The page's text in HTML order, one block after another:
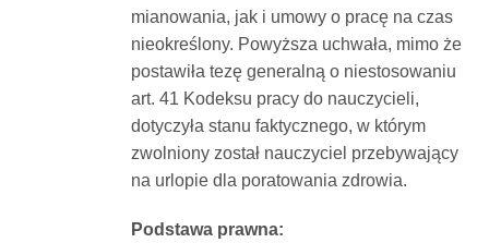
mianowania, jak i umowy o pracę na czas
nieokreślony. Powyższa uchwała, mimo że
postawiła tezę generalną o niestosowaniu
art. 41 Kodeksu pracy do nauczycieli,
dotyczyła stanu faktycznego, w którym
zwolniony został nauczyciel przebywający
na urlopie dla poratowania zdrowia.
Podstawa prawna: